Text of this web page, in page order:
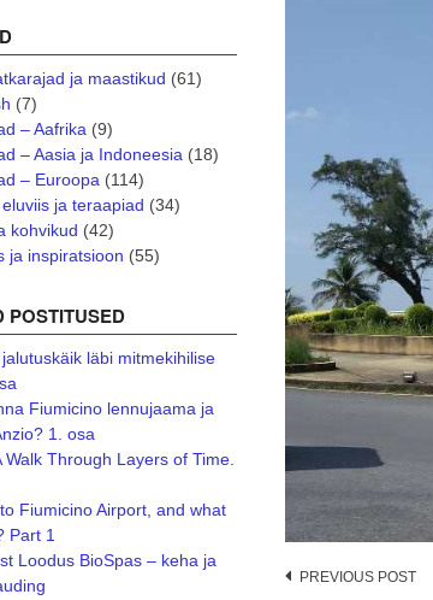
Post
PREVIOUS POST
ja maastikud (61)
(7)
– Aafrika(9)
– Aasia ja Indoneesia(18)
– Euroopa(114)
ja teraapiad (34)
kohvikud (42)
ja inspiratsioon (55)
POSTITUSED
läbi mitmekihilise
Fiumicino lennujaama ja
1. osa
Walk Through Layers of Time.
Fiumicino Airport, and what
Part 1
Loodus BioSpas – keha ja